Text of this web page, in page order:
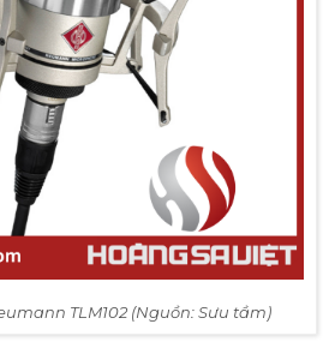
TLM102 (Nguồn: Sưu tầm)